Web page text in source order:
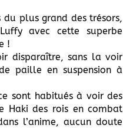
plus grand des trésors,
avec cette superbe
!
disparaître, sans la voir
paille en suspension à
sont habitués à voir des
Haki des rois en combat
l’anime, aucun doute